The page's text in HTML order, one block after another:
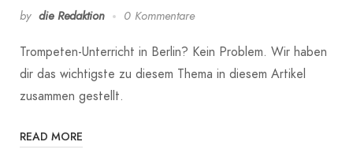
by die Redaktion 0 Kommentare
Trompeten-Unterricht in Berlin? Kein Problem. Wir haben
dir das wichtigste zu diesem Thema in diesem Artikel
zusammen gestellt.
READ MORE